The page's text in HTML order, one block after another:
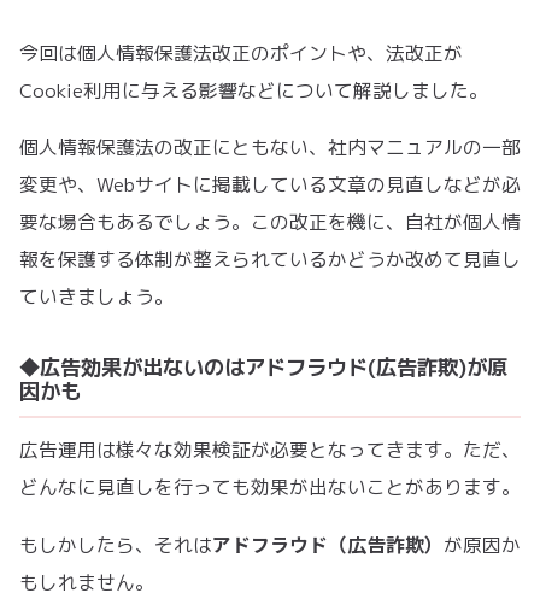
今回は個人情報保護法改正のポイントや、法改正が
Cookie利用に与える影響などについて解説しました。
個人情報保護法の改正にともない、社内マニュアルの一部
変更や、Webサイトに掲載している文章の見直しなどが必
要な場合もあるでしょう。この改正を機に、自社が個人情
報を保護する体制が整えられているかどうか改めて見直し
ていきましょう。
◆広告効果が出ないのはアドフラウド(広告詐欺)が原
因かも
広告運用は様々な効果検証が必要となってきます。ただ、
どんなに見直しを行っても効果が出ないことがあります。
もしかしたら、それはアドフラウド（広告詐欺） が原因か
もしれません。